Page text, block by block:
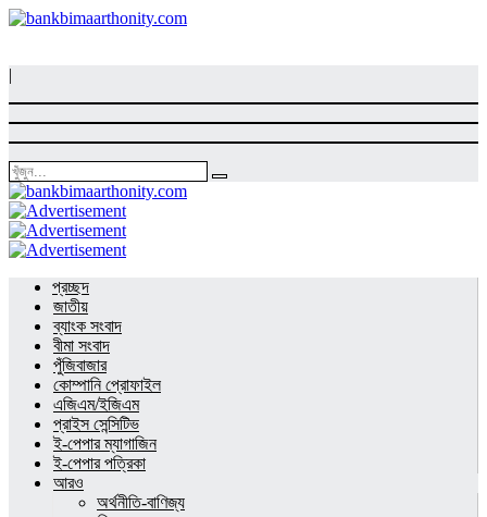
|
প্রচ্ছদ
জাতীয়
ব্যাংক সংবাদ
বীমা সংবাদ
পুঁজিবাজার
কোম্পানি প্রোফাইল
এজিএম/ইজিএম
প্রাইস সেন্সিটিভ
ই-পেপার ম্যাগাজিন
ই-পেপার পত্রিকা
আরও
অর্থনীতি-বাণিজ্য